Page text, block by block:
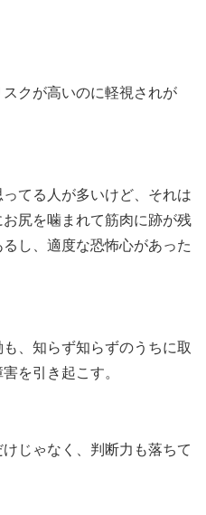
クが高いのに軽視されが
てる人が多いけど、それは
尻を噛まれて筋肉に跡が残
し、適度な恐怖心があった
、知らず知らずのうちに取
を引き起こす。
じゃなく、判断力も落ちて